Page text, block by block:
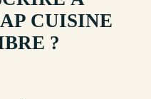
CUISINE
?